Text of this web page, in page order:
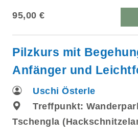
95,00 €
Pilzkurs mit
Anfänger und
Uschi Österle
Treffpunkt:
Tschengla